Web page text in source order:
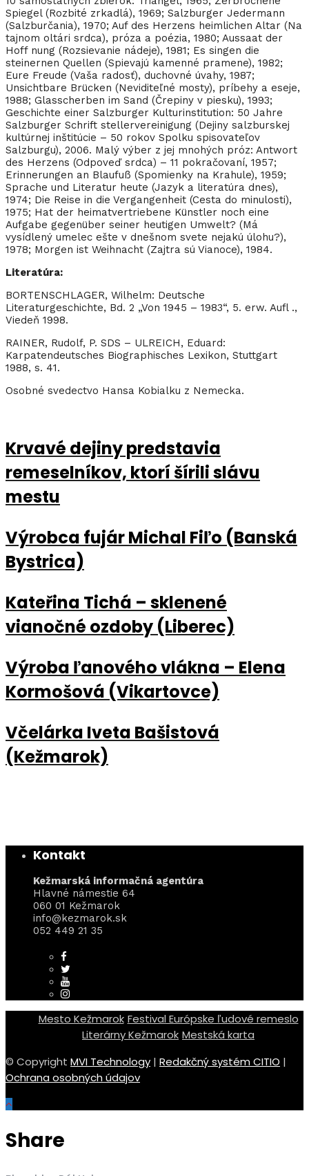
Spiegel (Rozbité zrkadlá), 1969; Salzburger Jedermann
(Salzburčania), 1970; Auf des Herzens heimlichen Altar (Na
tajnom oltári srdca), próza a poézia, 1980; Aussaat der
Hoff nung (Rozsievanie nádeje), 1981; Es singen die
steinernen Quellen (Spievajú kamenné pramene), 1982;
Eure Freude (Vaša radosť), duchovné úvahy, 1987;
Unsichtbare Brücken (Neviditeľné mosty), príbehy a eseje,
1988; Glasscherben im Sand (Črepiny v piesku), 1993;
Geschichte einer Salzburger Kulturinstitution: 50 Jahre
Salzburger Schrift stellervereinigung (Dejiny salzburskej
kultúrnej inštitúcie – 50 rokov Spolku spisovateľov
Salzburgu), 2006. Malý výber z jej mnohých próz: Antwort
des Herzens (Odpoveď srdca) – 11 pokračovaní, 1957;
Erinnerungen an Blaufuß (Spomienky na Krahule), 1959;
Sprache und Literatur heute (Jazyk a literatúra dnes),
1974; Die Reise in die Vergangenheit (Cesta do minulosti),
1975; Hat der heimatvertriebene Künstler noch eine
Aufgabe gegenüber seiner heutigen Umwelt? (Má
vysídlený umelec ešte v dnešnom svete nejakú úlohu?),
1978; Morgen ist Weihnacht (Zajtra sú Vianoce), 1984.
Literatúra:
BORTENSCHLAGER, Wilhelm: Deutsche
Literaturgeschichte, Bd. 2 „Von 1945 – 1983“, 5. erw. Aufl .,
Viedeň 1998.
RAINER, Rudolf, P. SDS – ULREICH, Eduard:
Karpatendeutsches Biographisches Lexikon, Stuttgart
1988, s. 41.
Osobné svedectvo Hansa Kobialku z Nemecka.
Krvavé dejiny predstavia
remeselníkov, ktorí šírili slávu
mestu
Výrobca fujár Michal Fiľo (Banská
Bystrica)
Kateřina Tichá – sklenené
vianočné ozdoby (Liberec)
Výroba ľanového vlákna – Elena
Kormošová (Vikartovce)
Včelárka Iveta Bašistová
(Kežmarok)
Kontakt
Kežmarská informačná agentúra
Hlavné námestie 64
060 01 Kežmarok
info@kezmarok.sk
052 449 21 35
Mesto Kežmarok Festival Európske ľudové remeslo
Literárny Kežmarok Mestská karta
© Copyright MVI Technology | Redakčný systém CITIO |
Ochrana osobných údajov
Share